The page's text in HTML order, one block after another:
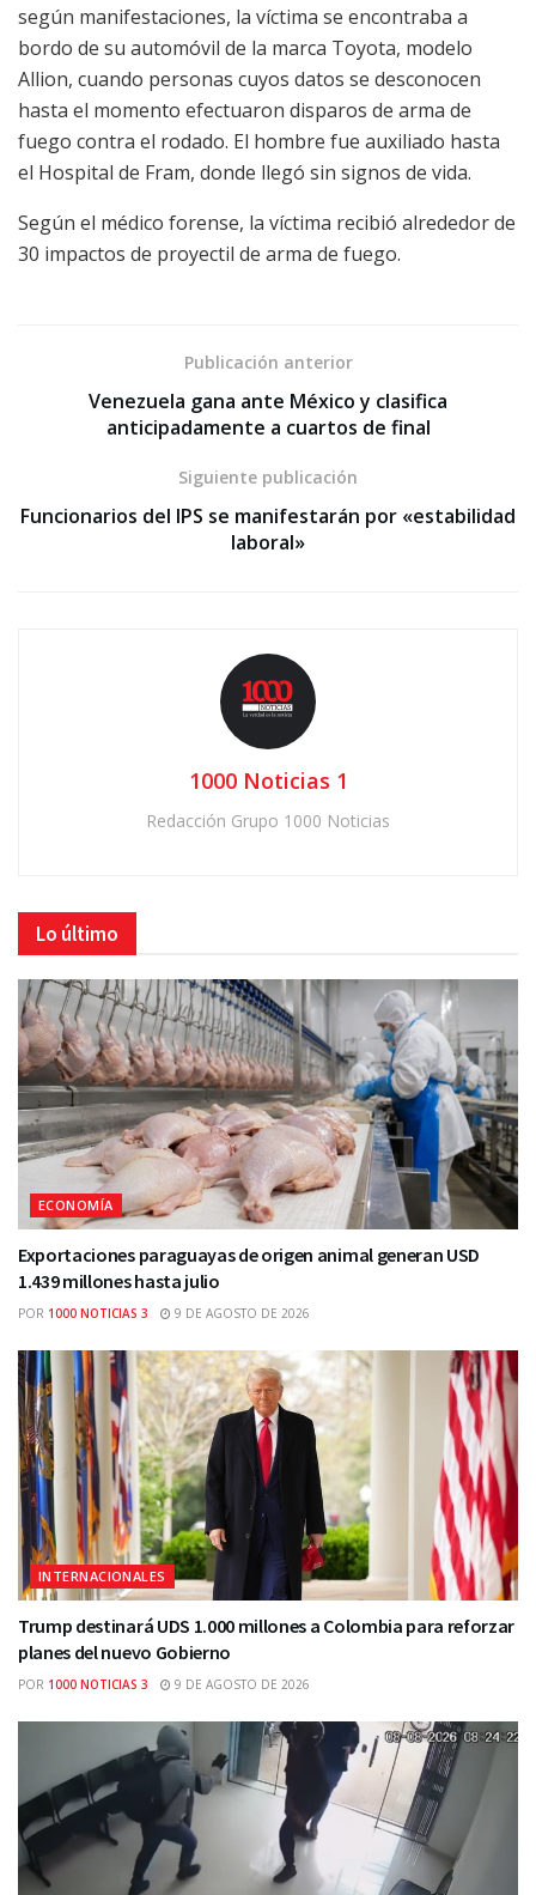
según manifestaciones, la víctima se encontraba a
bordo de su automóvil de la marca Toyota, modelo
Allion, cuando personas cuyos datos se desconocen
hasta el momento efectuaron disparos de arma de
fuego contra el rodado. El hombre fue auxiliado hasta
el Hospital de Fram, donde llegó sin signos de vida.
Según el médico forense, la víctima recibió alrededor de
30 impactos de proyectil de arma de fuego.
Publicación anterior
Venezuela gana ante México y clasifica
anticipadamente a cuartos de final
Siguiente publicación
Funcionarios del IPS se manifestarán por «estabilidad
laboral»
1000 Noticias 1
Redacción Grupo 1000 Noticias
Lo último
ECONOMÍA
Exportaciones paraguayas de origen animal generan USD
1.439 millones hasta julio
POR 1000 NOTICIAS 3 9 DE AGOSTO DE 2026
INTERNACIONALES
Trump destinará UDS 1.000 millones a Colombia para reforzar
planes del nuevo Gobierno
POR 1000 NOTICIAS 3 9 DE AGOSTO DE 2026